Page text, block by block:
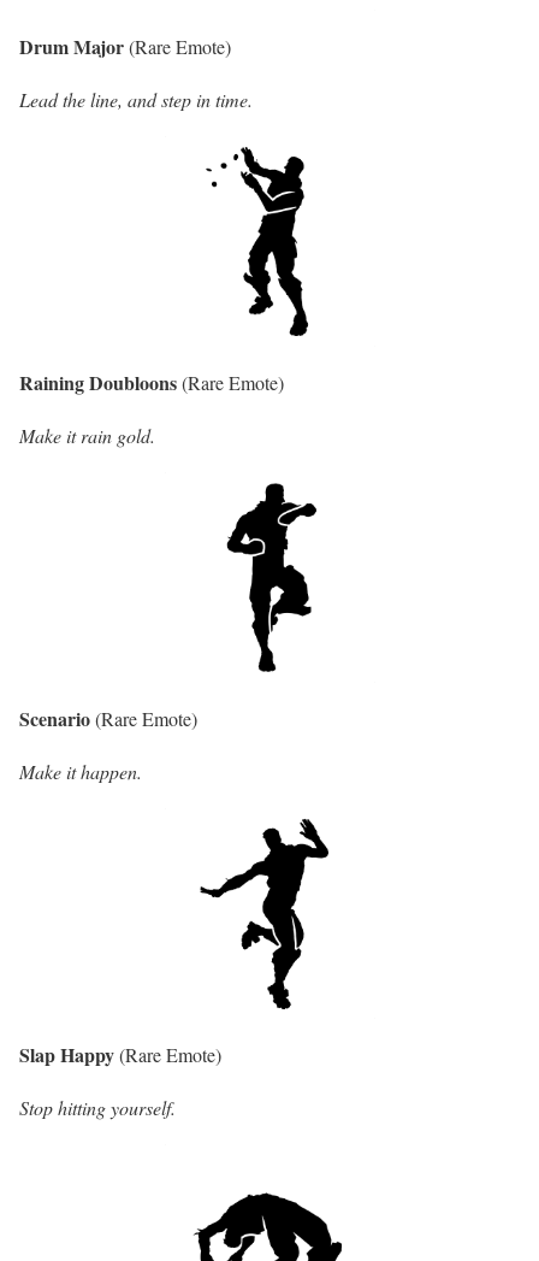
Drum Major(Rare Emote)
Lead the line, and step in time.
Raining Doubloons(Rare Emote)
Make it rain gold.
Scenario(Rare Emote)
Make it happen.
Slap Happy(Rare Emote)
Stop hitting yourself.